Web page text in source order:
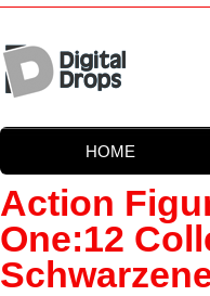
HOME
Action
One:12